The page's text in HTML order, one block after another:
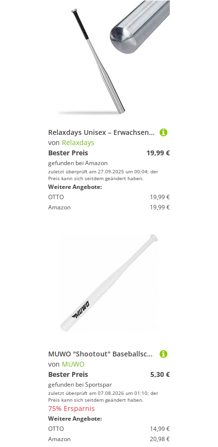
Relaxdays Unisex – Erwachsene 86 cm, Aluschläger, Baseballschläger Aluminium, Leichter Softballschläger, Selbstverteidigung, Rutschfester Griff, 34 Zoll, Silber, 1 Stück
von Relaxdays
Bester Preis
19,99 €
gefunden bei Amazon
zuletzt überprüft am 27.09.2025 um 00:04; der
Preis kann sich seitdem geändert haben.
Weitere Angebote:
OTTO
19,99 €
Amazon
19,99 €
MUWO "Shootout" Baseballschläger 1 kg weiß
von MUWO
Bester Preis
5,30 €
gefunden bei Sportspar
zuletzt überprüft am 07.08.2026 um 01:10; der
Preis kann sich seitdem geändert haben.
75% Ersparnis
Weitere Angebote:
OTTO
14,99 €
Amazon
20,98 €